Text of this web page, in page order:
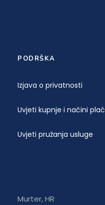
PODRŠKA
Izjava o privatnosti
Uvjeti kupnje i načini
Uvjeti pružanja usluge
Murter, HR